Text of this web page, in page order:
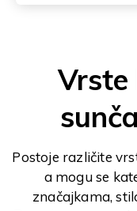
Vrste
Postoje različite
a mogu se
značajkama,